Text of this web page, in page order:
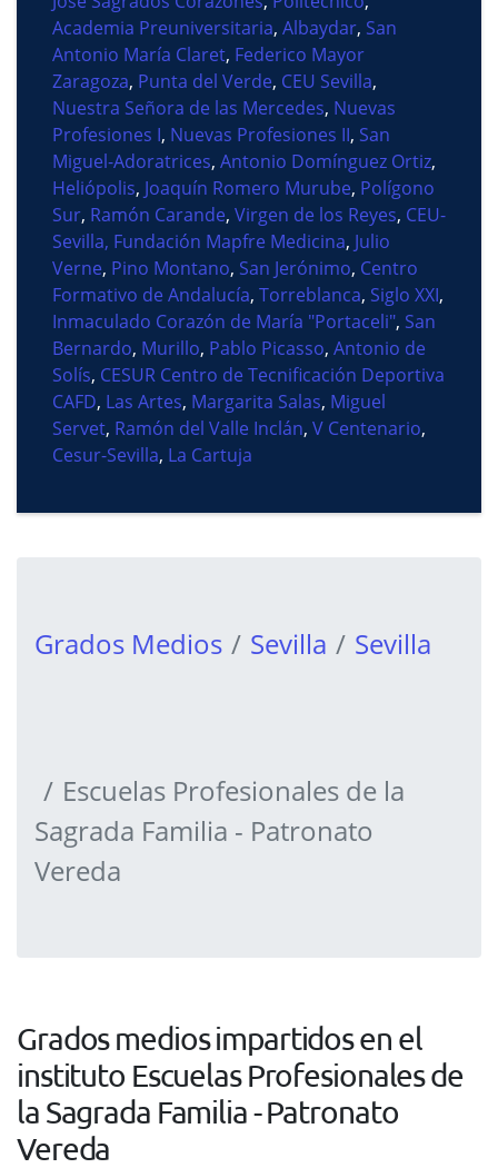
Academia Preuniversitaria, Albaydar, San
Antonio María Claret, Federico Mayor
Zaragoza, Punta del Verde, CEU Sevilla,
Nuestra Señora de las Mercedes, Nuevas
Profesiones I, Nuevas Profesiones II, San
Miguel-Adoratrices, Antonio Domínguez Ortiz,
Heliópolis, Joaquín Romero Murube, Polígono
Sur, Ramón Carande, Virgen de los Reyes, CEU-
Sevilla, Fundación Mapfre Medicina, Julio
Verne, Pino Montano, San Jerónimo, Centro
Formativo de Andalucía, Torreblanca, Siglo XXI,
Inmaculado Corazón de María "Portaceli", San
Bernardo, Murillo, Pablo Picasso, Antonio de
Solís, CESUR Centro de Tecnificación Deportiva
CAFD, Las Artes, Margarita Salas, Miguel
Servet, Ramón del Valle Inclán, V Centenario,
Cesur-Sevilla, La Cartuja
Grados Medios Sevilla Sevilla
Escuelas Profesionales de la
Sagrada Familia - Patronato
Vereda
Grados medios impartidos en el
instituto Escuelas Profesionales de
la Sagrada Familia - Patronato
Vereda